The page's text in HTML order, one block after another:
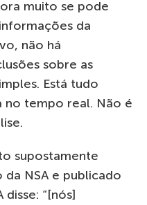
muito se pode
da
não há
sobre as
Está tudo
no tempo real. Não é
supostamente
NSA e publicado
“[nós]